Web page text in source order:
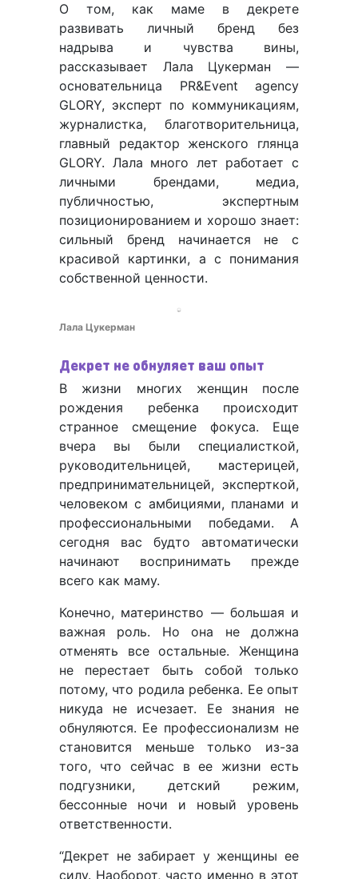
О том, как маме в декрете
развивать личный бренд без
надрыва и чувства вины,
рассказывает Лала Цукерман —
основательница PR&Event agency
GLORY, эксперт по коммуникациям,
журналистка, благотворительница,
главный редактор женского глянца
GLORY. Лала много лет работает с
личными брендами, медиа,
публичностью, экспертным
позиционированием и хорошо знает:
сильный бренд начинается не с
красивой картинки, а с понимания
собственной ценности.
Лала Цукерман
Декрет не обнуляет ваш опыт
В жизни многих женщин после
рождения ребенка происходит
странное смещение фокуса. Еще
вчера вы были специалисткой,
руководительницей, мастерицей,
предпринимательницей, эксперткой,
человеком с амбициями, планами и
профессиональными победами. А
сегодня вас будто автоматически
начинают воспринимать прежде
всего как маму.
Конечно, материнство — большая и
важная роль. Но она не должна
отменять все остальные. Женщина
не перестает быть собой только
потому, что родила ребенка. Ее опыт
никуда не исчезает. Ее знания не
обнуляются. Ее профессионализм не
становится меньше только из-за
того, что сейчас в ее жизни есть
подгузники, детский режим,
бессонные ночи и новый уровень
ответственности.
“Декрет не забирает у женщины ее
силу. Наоборот, часто именно в этот